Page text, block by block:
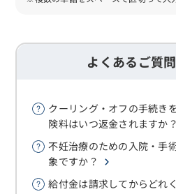
よくあるご質
クーリング・オフの手続き
険料はいつ返金されますか？
不妊治療のための入院・手
象ですか？
給付金は請求してからどれ